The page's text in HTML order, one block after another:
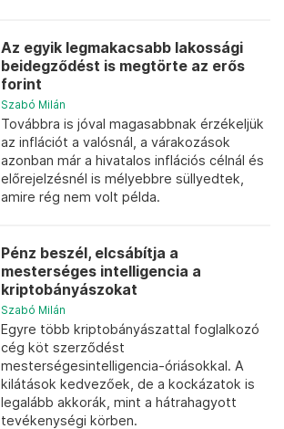
Az egyik legmakacsabb lakossági
beidegződést is megtörte az erős
forint
Szabó Milán
Továbbra is jóval magasabbnak érzékeljük
az inflációt a valósnál, a várakozások
azonban már a hivatalos inflációs célnál és
előrejelzésnél is mélyebbre süllyedtek,
amire rég nem volt példa.
Pénz beszél, elcsábítja a
mesterséges intelligencia a
kriptobányászokat
Szabó Milán
Egyre több kriptobányászattal foglalkozó
cég köt szerződést
mesterségesintelligencia-óriásokkal. A
kilátások kedvezőek, de a kockázatok is
legalább akkorák, mint a hátrahagyott
tevékenységi körben.